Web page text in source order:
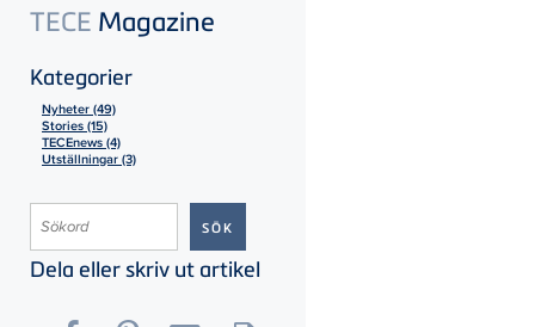
TECE Magazine
Kategorier
Nyheter (49)
Stories (15)
TECEnews (4)
Utställningar (3)
Dela eller skriv ut artikel